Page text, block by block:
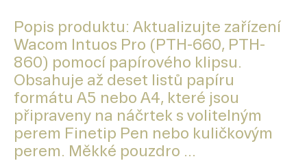
Popis produktu: Aktualizujte zařízení
Wacom Intuos Pro (PTH-660, PTH-
860) pomocí papírového klipsu.
Obsahuje až deset listů papíru
formátu A5 nebo A4, které jsou
připraveny na náčrtek s volitelným
perem Finetip Pen nebo kuličkovým
perem. Měkké pouzdro ...